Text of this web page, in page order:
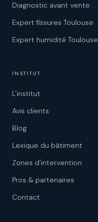
Diagnostic avant vente
Expert fissures Toulouse
Expert humidité Toulouse
INSTITUT
L'institut
Avis clients
Blog
Lexique du bâtiment
Zones d'intervention
Pros & partenaires
Contact